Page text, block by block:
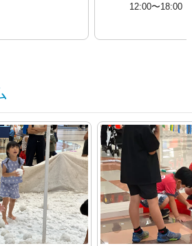
12:00〜18:00